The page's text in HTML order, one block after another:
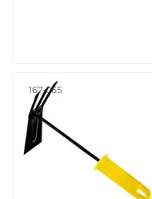
167-065